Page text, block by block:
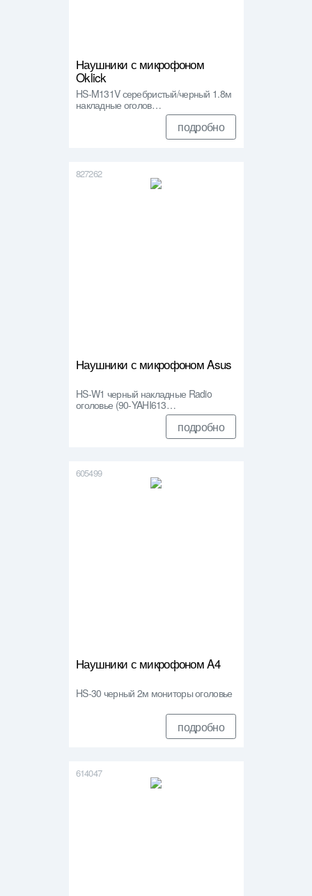
Наушники с микрофоном
Oklick
HS-M131V серебристый/черный 1.8м
накладные оголов…
подробно
827262
Наушники с микрофоном Asus
HS-W1 черный накладные Radio
оголовье (90-YAHI613…
подробно
605499
Наушники с микрофоном A4
HS-30 черный 2м мониторы оголовье
подробно
614047